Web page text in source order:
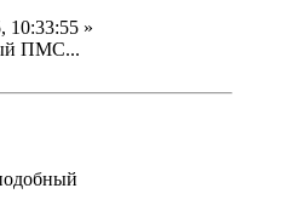
10:33:55 »
ПМС...